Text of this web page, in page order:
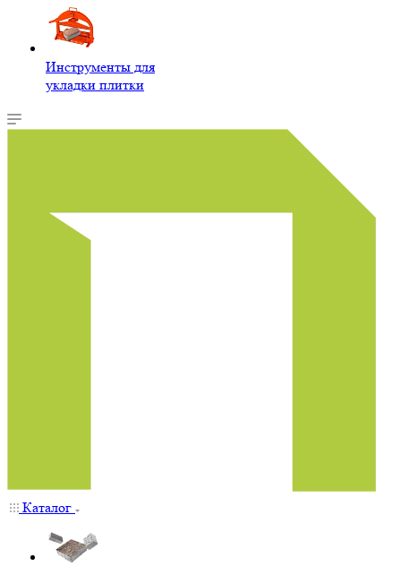
Инструменты для
укладки плитки
Каталог